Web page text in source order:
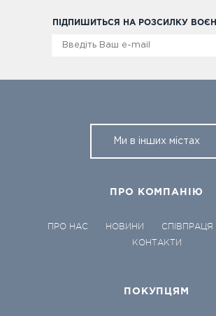
ПІДПИШИТЬСЯ НА РОЗСИЛКУ
Ми в інших містах
ПРО КОМПАНІЮ
ПРО НАС НОВИНИ СПІВПРАЦЯ
КОНТАКТИ
ПОКУПЦЯМ